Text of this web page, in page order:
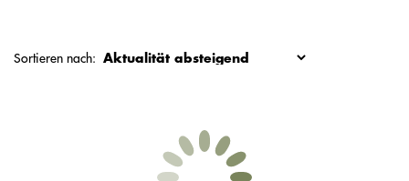
Sortieren nach: